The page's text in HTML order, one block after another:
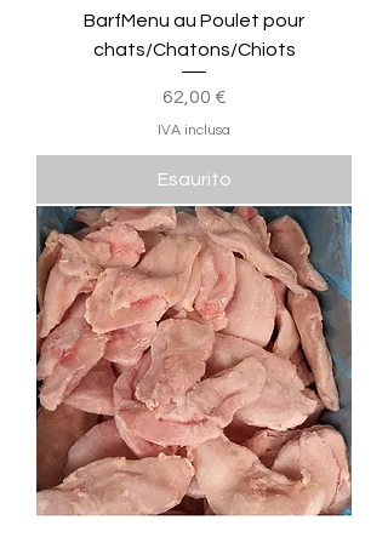
BarfMenu au Poulet pour
chats/Chatons/Chiots
Prezzo
62,00 €
IVA inclusa
Esaurito